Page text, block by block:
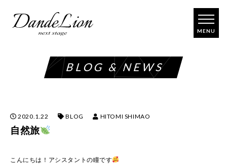
BLOG & NEWS
2020.1.22 BLOG HITOMI SHIMAO
自然旅
こんにちは！アシスタントの瞳です